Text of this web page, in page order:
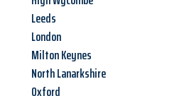
Leeds
London
Milton Keynes
North Lanarkshire
Oxford